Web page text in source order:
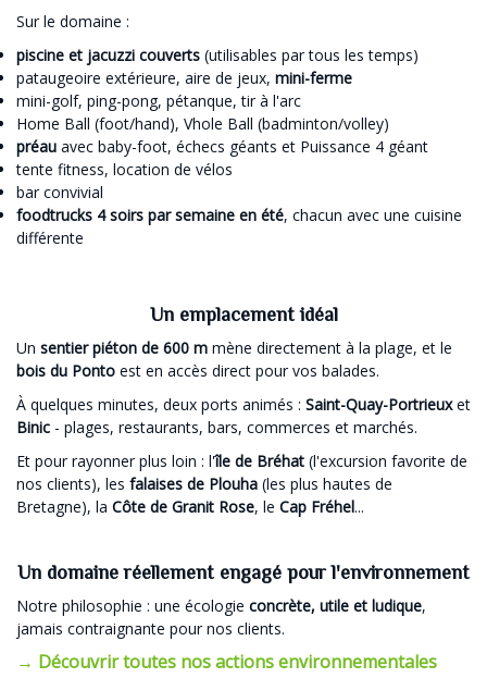
Sur le domaine :
piscine et jacuzzi couverts (utilisables par tous les temps)
pataugeoire extérieure, aire de jeux, mini-ferme
mini-golf, ping-pong, pétanque, tir à l'arc
Home Ball (foot/hand), Vhole Ball (badminton/volley)
préau avec baby-foot, échecs géants et Puissance 4 géant
tente fitness, location de vélos
bar convivial
foodtrucks 4 soirs par semaine en été, chacun avec une cuisine
différente
Un emplacement idéal
Un sentier piéton de 600 m mène directement à la plage, et le
bois du Ponto est en accès direct pour vos balades.
À quelques minutes, deux ports animés : Saint-Quay-Portrieuxet
Binic - plages, restaurants, bars, commerces et marchés.
Et pour rayonner plus loin : l'île de Bréhat (l'excursion favorite de
nos clients), les falaises de Plouha (les plus hautes de
Bretagne), la Côte de Granit Rose, le Cap Fréhel...
Un domaine réellement engagé pour l'environnement
Notre philosophie : une écologie concrète, utile et ludique,
jamais contraignante pour nos clients.
→ Découvrir toutes nos actions environnementales